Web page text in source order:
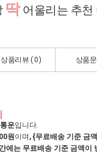
딱어울리는 추천
상품리뷰 ( 0) 상품문
운입니다.
원이며 , {무료배송 기준 금
에는 무료배송 기준 금액이